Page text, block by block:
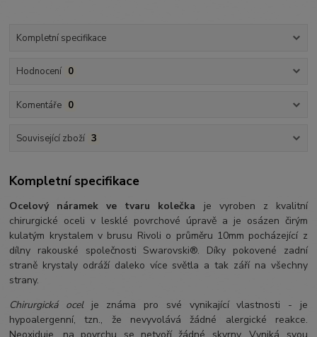
Kompletní specifikace
Hodnocení 0
Komentáře 0
Související zboží 3
Kompletní specifikace
Ocelový náramek ve tvaru kolečka je vyroben z kvalitní
chirurgické oceli v lesklé povrchové úpravě a je osázen čirým
kulatým krystalem v brusu Rivoli o průměru 10mm pocházející z
dílny rakouské společnosti Swarovski®. Díky pokovené zadní
straně krystaly odráží daleko více světla a tak září na všechny
strany.
Chirurgická ocelje známa pro své vynikající vlastnosti - je
hypoalergenní, tzn., že nevyvolává žádné alergické reakce.